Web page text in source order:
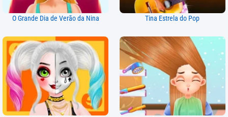
O Grande Dia de Verão da Nina Tina Estrela do Pop